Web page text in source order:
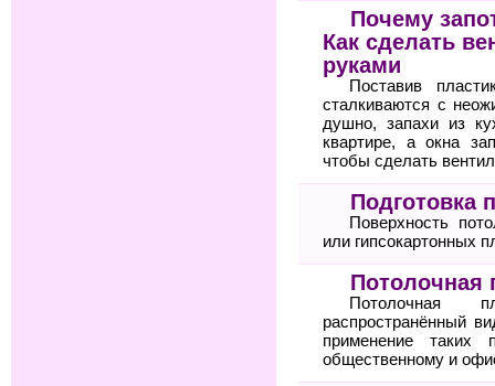
Почему
Как сделать
руками
Поставив
сталкиваются с
душно, запахи из
квартире, а окна
чтобы сделать
Подготовка
Поверхность
или гипсокартонных
Потолочная
Потолочная
распространённый
применение таких
общественному и